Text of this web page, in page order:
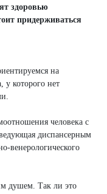
здоровью
придерживаться
на
у которого нет
человека с
диспансерным
венерологического
душем. Так ли это